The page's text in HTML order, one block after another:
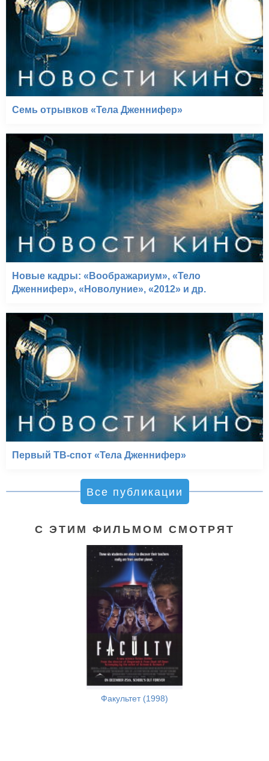
Семь отрывков «Тела Дженнифер»
Новые кадры: «Воображариум», «Тело
Дженнифер», «Новолуние», «2012» и др.
Первый ТВ-спот «Тела Дженнифер»
Все публикации
С ЭТИМ ФИЛЬМОМ СМОТРЯТ
Факультет (1998)